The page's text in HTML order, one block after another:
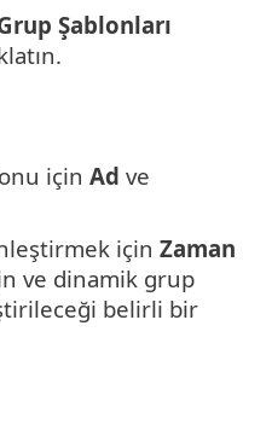
Şablonları
için Ad ve
için Zaman
ve dinamik grup
belirli bir